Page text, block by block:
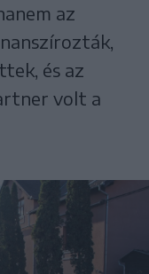
az
és az
volt a